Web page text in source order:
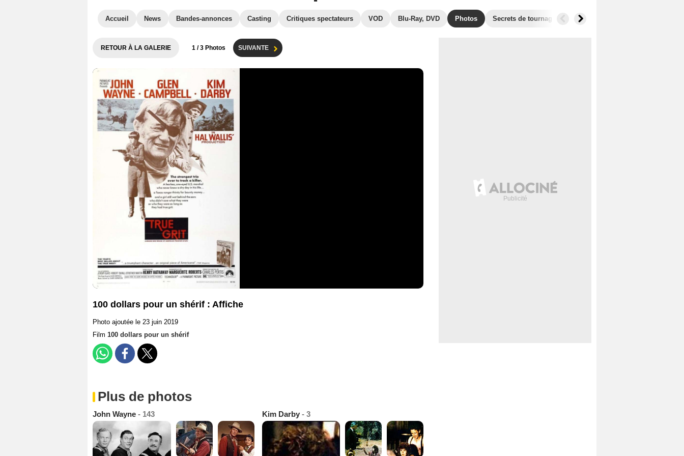
Accueil News Bandes-annonces Casting Critiques spectateurs VOD Blu-Ray, DVD Photos Secrets de tournage Récompenses
RETOUR À LA GALERIE 1 / 3 Photos SUIVANTE
100 dollars pour un shérif : Affiche
Photo ajoutée le 23 juin 2019
Film 100 dollars pour un shérif
Plus de photos
John Wayne - 143 Kim Darby - 3